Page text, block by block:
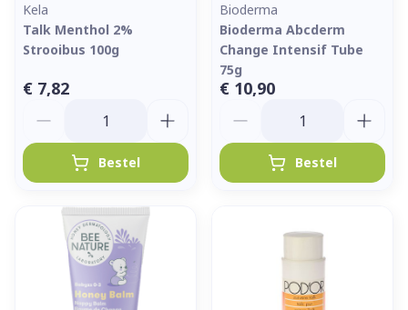
Kela
Talk Menthol 2%
Strooibus 100g
€ 7,82
Bestel
Bioderma
Bioderma Abcderm
Change Intensif Tube
75g
€ 10,90
Bestel